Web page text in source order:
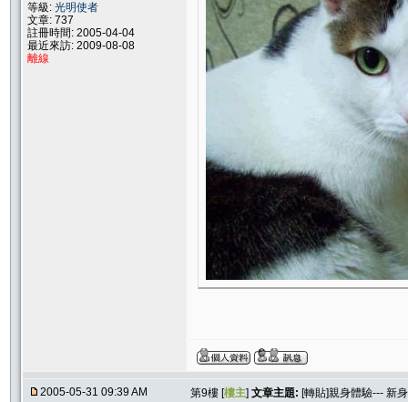
等級: 光明使者
文章: 737
註冊時間: 2005-04-04
最近來訪: 2009-08-08
離線
2005-05-31 09:39 AM 第9樓 [樓主] 文章主題: [轉貼]親身體驗--- 新